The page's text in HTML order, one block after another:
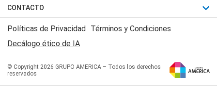
Judiciales
Economia
Trucos caseros
Series y Películas
Edictos y Solicitadas
Mundial
Automovilismo
Rugby
Básquet
Canal 7 en Vivo
San Juan 8
CONTACTO
Acerca de Nosotros
Contactanos
Políticas de Privacidad Términos y Condiciones
Decálogo ético de IA
© Copyright 2026 GRUPO AMERICA – Todos los derechos
reservados